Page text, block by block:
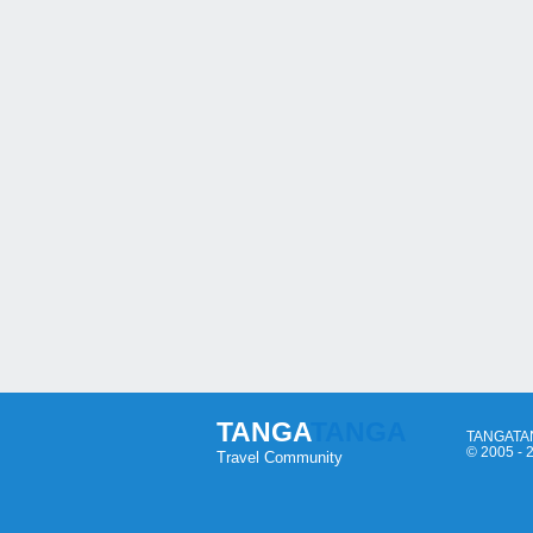
TANGATANGA
Travel Community
© 2005 -